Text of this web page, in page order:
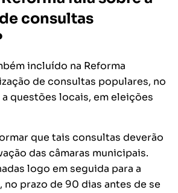
consultas
incluído na Reforma
de consultas populares, no
questões locais, em eleições
que tais consultas deverão
das câmaras municipais.
logo em seguida para a
prazo de 90 dias antes de se